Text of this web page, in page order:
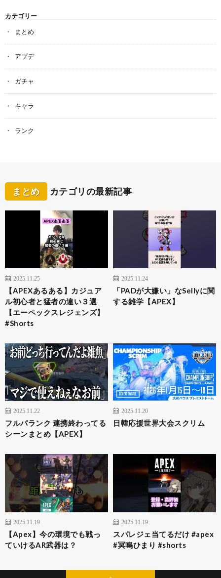
カテゴリー
まとめ
アプデ
ガチャ
キャラ
ランク
まとめ カテゴリの最新記事
2025.11.25
【APEXあるある】カジュア
ル初心者と猛者の違い３選
【エーペックスレジェンズ】
#Shorts
2025.11.24
「PADが大嫌い」なSellyに関
する雑学【APEX】
2025.11.22
フルパランク 連携終わってる
シーンまとめ【APEX】
2025.11.20
日韓応援世界大会スクリム
2025.11.19
【Apex】今の環境でも戦っ
ていけるAR武器は？
2025.11.19
スパレジェ当てるだけ #apex
#冥鳴ひまり #shorts